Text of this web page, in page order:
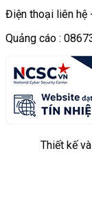
Điện thoại liên hệ
Quảng cáo :
Thiết kế